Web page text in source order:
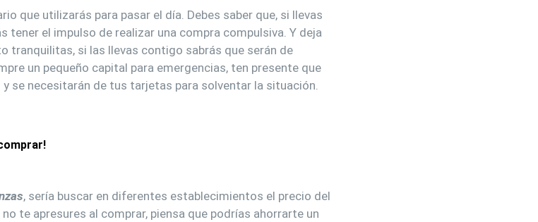
que utilizarás para pasar el día. Debes saber que, si llevas
tener el impulso de realizar una compra compulsiva. Y deja
tranquilitas, si las llevas contigo sabrás que serán de
un pequeño capital para emergencias, ten presente que
se necesitarán de tus tarjetas para solventar la situación.
, sería buscar en diferentes establecimientos el precio del
te apresures al comprar, piensa que podrías ahorrarte un